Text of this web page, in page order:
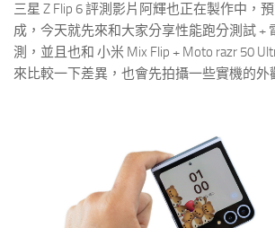
三星 Z Flip 6 評測影片阿輝也正在製作中，
成，今天就先來和大家分享性能跑分測試 +
測，並且也和 小米 Mix Flip + Moto razr 50
來比較一下差異，也會先拍攝一些實機的外